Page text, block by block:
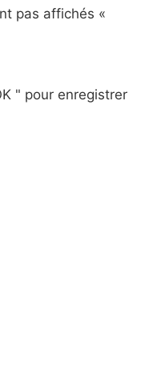
pas affichés «
" pour enregistrer